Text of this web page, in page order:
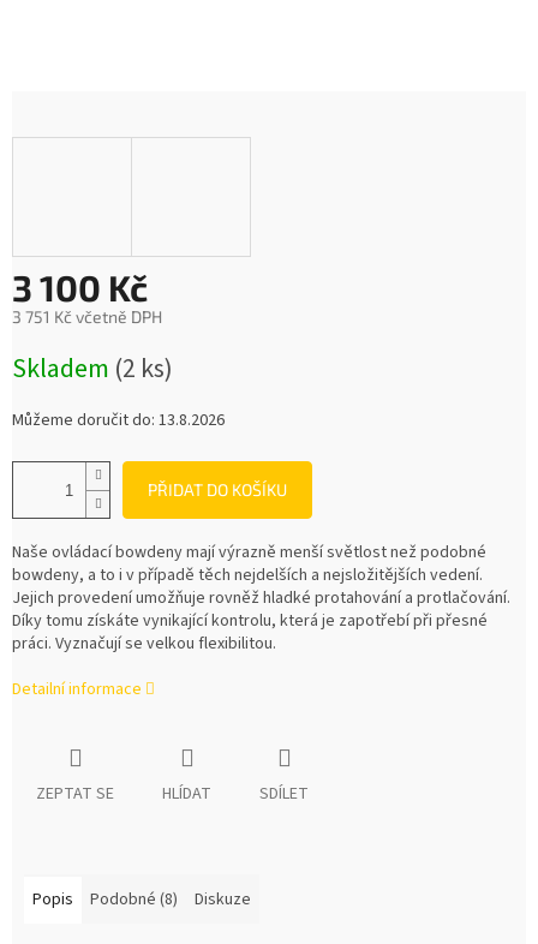
3 100 Kč
3 751 Kč včetně DPH
cena:
Skladem (2 ks)
Můžeme doručit do: 13.8.2026
PŘIDAT DO KOŠÍKU
Naše ovládací bowdeny mají výrazně menší světlost než podobné
bowdeny, a to i v případě těch nejdelších a nejsložitějších vedení.
Jejich provedení umožňuje rovněž hladké protahování a protlačování.
Díky tomu získáte vynikající kontrolu, která je zapotřebí při přesné
práci. Vyznačují se velkou flexibilitou.
Detailní informace
ZEPTAT SE HLÍDAT SDÍLET
Popis Podobné (8) Diskuze